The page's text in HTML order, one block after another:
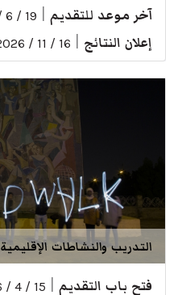
آخر موعد للتقديم 19 / 6 / 2026
إعلان النتائج 16 / 11 / 2026
التدريب والنشاطات الإقليمية
فتح باب التقديم 15 / 4 / 2026